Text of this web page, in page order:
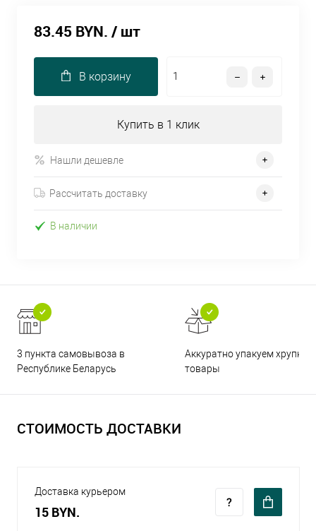
83.45 BYN. / шт
В корзину
Купить в 1 клик
Нашли дешевле
Рассчитать доставку
В наличии
3 пункта самовывоза в
Республике Беларусь
Аккуратно упакуем хрупкие
товары
СТОИМОСТЬ ДОСТАВКИ
Доставка курьером
15 BYN.